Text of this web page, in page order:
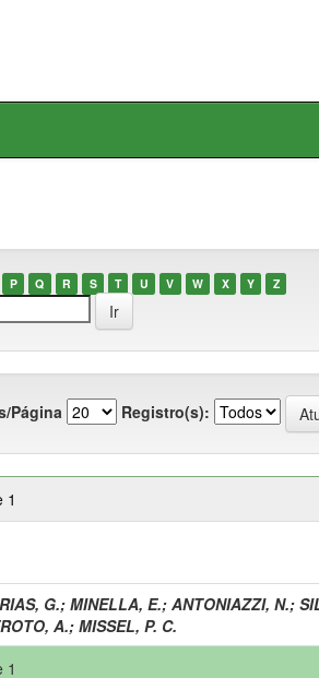
P Q R S T U V W X Y Z
Página Registro(s):
1
G.; MINELLA, E.; ANTONIAZZI, N.;
A.; MISSEL, P. C.
1